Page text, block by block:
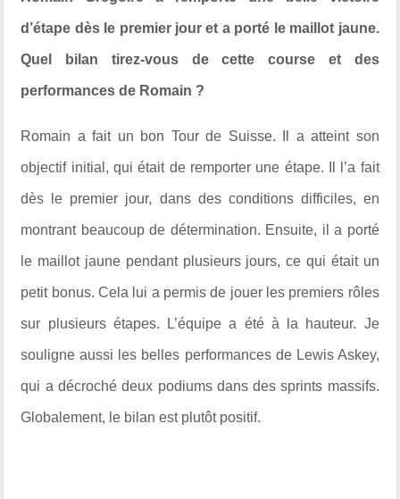
d’étape dès le premier jour et a porté le maillot jaune.
Quel bilan tirez-vous de cette course et des
performances de Romain ?
Romain a fait un bon Tour de Suisse. Il a atteint son
objectif initial, qui était de remporter une étape. Il l’a fait
dès le premier jour, dans des conditions difficiles, en
montrant beaucoup de détermination. Ensuite, il a porté
le maillot jaune pendant plusieurs jours, ce qui était un
petit bonus. Cela lui a permis de jouer les premiers rôles
sur plusieurs étapes. L’équipe a été à la hauteur. Je
souligne aussi les belles performances de Lewis Askey,
qui a décroché deux podiums dans des sprints massifs.
Globalement, le bilan est plutôt positif.